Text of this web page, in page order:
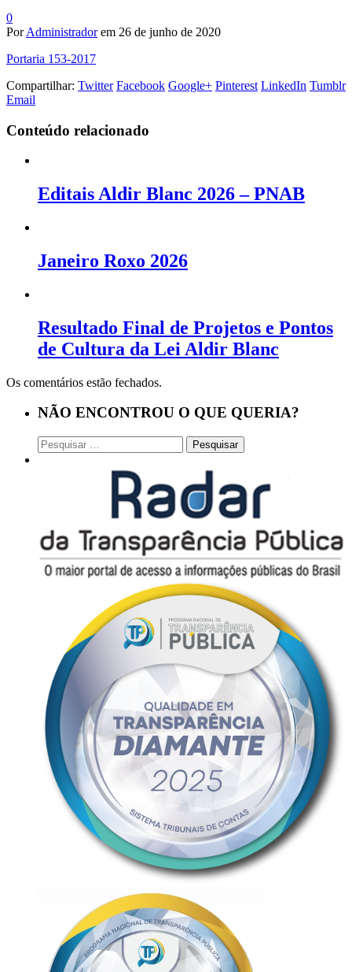
0
PorAdministrador em 26 de junho de 2020
Portaria 153-2017
Compartilhar: Twitter Facebook Google+ Pinterest LinkedIn Tumblr
Email
Conteúdo relacionado
Editais Aldir Blanc 2026 – PNAB
Janeiro Roxo 2026
Resultado Final de Projetos e Pontos
de Cultura da Lei Aldir Blanc
Os comentários estão fechados.
NÃO ENCONTROU O QUE QUERIA?
Pesquisar
por: